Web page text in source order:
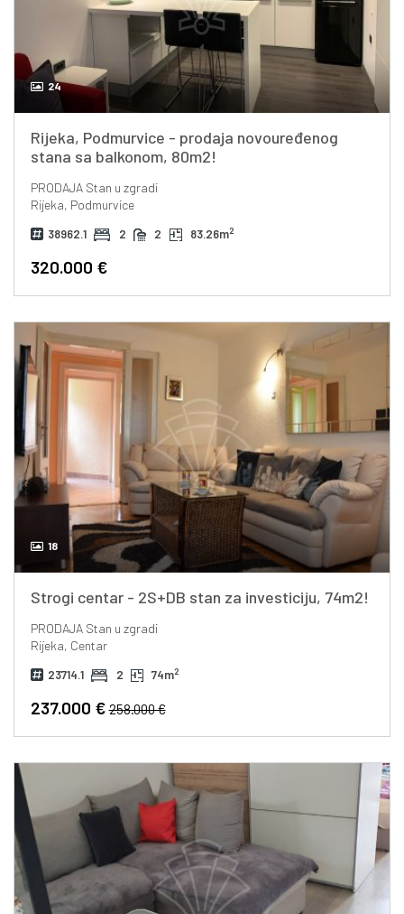
24
Rijeka, Podmurvice - prodaja novouređenog
stana sa balkonom, 80m2!
PRODAJAStan u zgradi
Rijeka, Podmurvice
38962.1 2 2 83.26m2
320.000 €
18
Strogi centar - 2S+DB stan za investiciju, 74m2!
PRODAJAStan u zgradi
Rijeka, Centar
23714.1 2 74m2
237.000 €258.000 €